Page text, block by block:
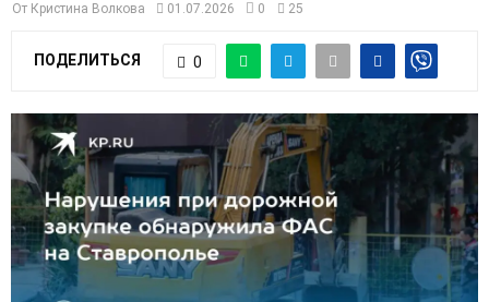
M
E
N
От Кристина Волкова 01.07.2026 0 25
ПОДЕЛИТЬСЯ 0